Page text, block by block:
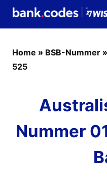
Home » BSB-Nummer »
525
Nummer